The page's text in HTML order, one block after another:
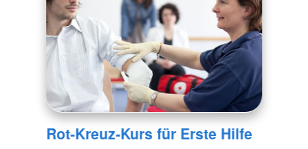
Rot-Kreuz-Kurs für Erste Hilfe